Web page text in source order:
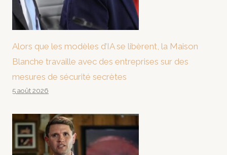
Alors que les modèles d’IA se libèrent, la Maison
Blanche travaille avec des entreprises sur des
mesures de sécurité secrètes
5 août 2026